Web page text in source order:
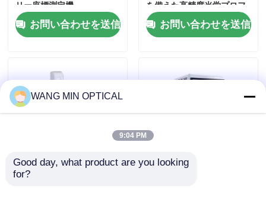
工場 ツアー
連絡 ください
事件
リー座標測定機
お問い合わせを送信
を備えた高精度光学プロフ
ァイルプロジェクター
お問い合わせを送信
電子デジタル2D座標測定
WANG MIN OPTICAL
9:04 PM
Good day, what product are you looking
for?